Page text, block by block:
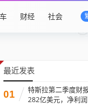
财经 社会
最近发表
01
特斯拉第二季度财
282亿美元，净利